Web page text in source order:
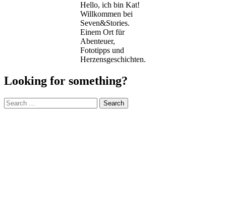
Hello, ich bin Kat!
Willkommen bei
Seven&Stories.
Einem Ort für
Abenteuer,
Fototipps und
Herzensgeschichten.
Looking for something?
Search